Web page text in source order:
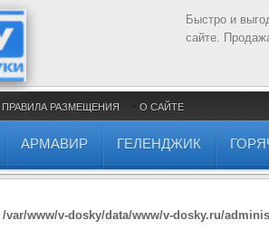
Быстро и
сайте.
ПРАВИЛА РАЗМЕЩЕНИЯ О САЙТЕ
АРМАВИР ГЕЛЕНДЖИК
/var/www/v-dosky/data/www/v-dosky.ru/